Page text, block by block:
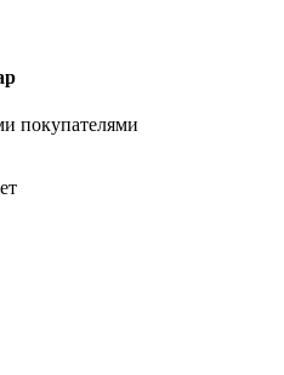
покупателями